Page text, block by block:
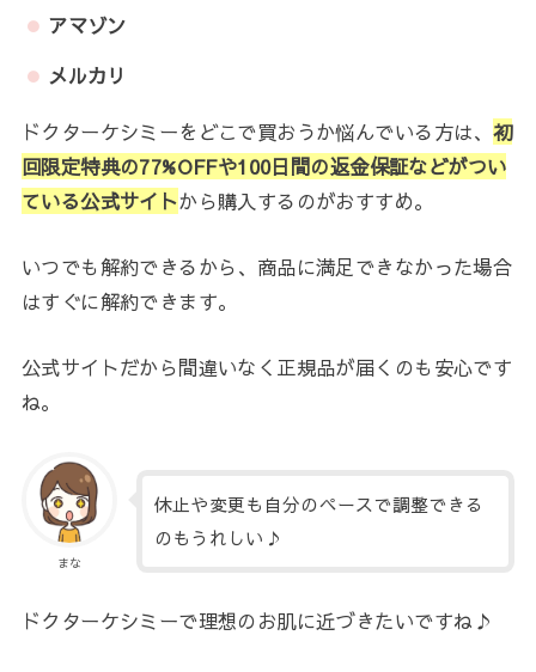
アマゾン
メルカリ
ドクターケシミーをどこで買おうか悩んでいる方は、 初
回限定特典の77%OFFや100日間の返金保証などがつい
ている公式サイトから購入するのがおすすめ。
いつでも解約できるから、商品に満足できなかった場合
はすぐに解約できます。
公式サイトだから間違いなく正規品が届くのも安心です
ね。
まな
休止や変更も自分のペースで調整できる
のもうれしい♪
ドクターケシミーで理想のお肌に近づきたいですね♪